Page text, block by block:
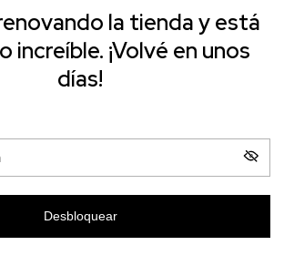
la tienda y está
increíble. ¡Volvé en unos
días!
Desbloquear